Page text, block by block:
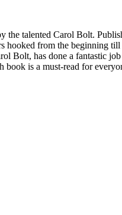
talented Carol Bolt.
hooked from the beginning
Bolt, has done a fantastic
is a must-read for